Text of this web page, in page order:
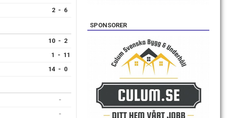
2 - 6
10 - 2
1 - 11
14 - 0
-
-
SPONSORER